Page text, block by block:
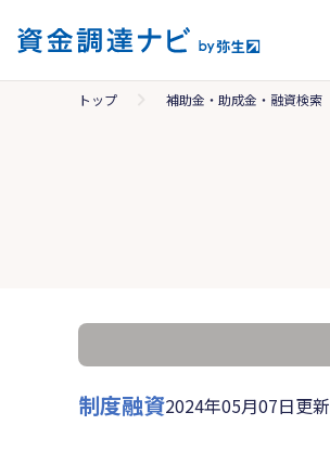
トップ 補助金・助成金・融資検索
制度融資2024年05月07日更新